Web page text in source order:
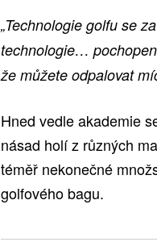
„Technologie golfu se
technologie…
že můžete odpalovat
Hned vedle akademie
násad holí z různých
téměř nekonečné
golfového bagu.